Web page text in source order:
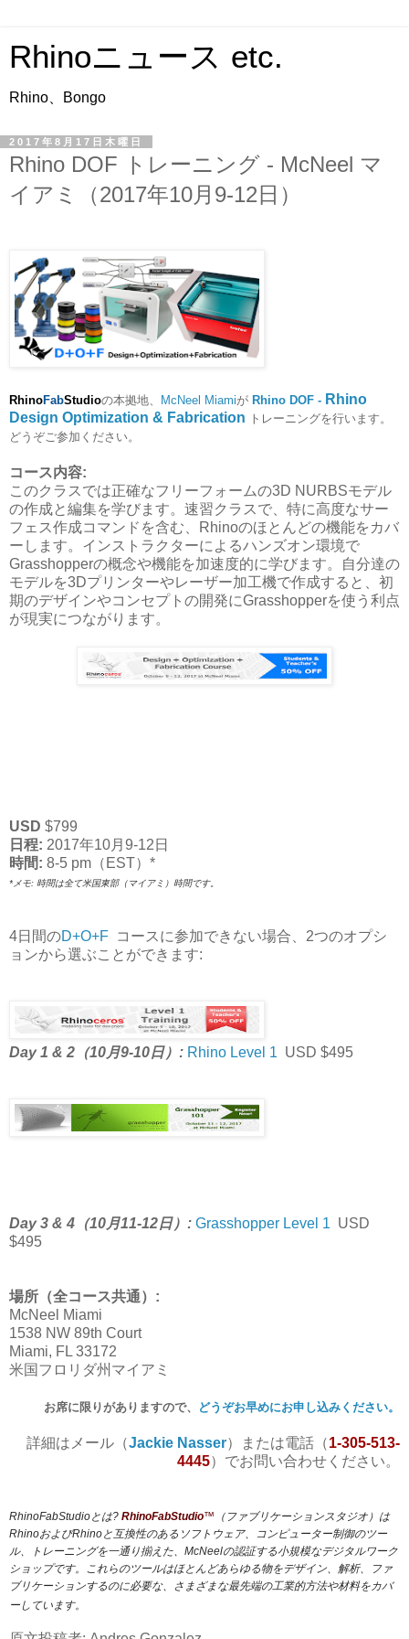
Rhinoニュース etc.
Rhino、Bongo
2017年8月17日木曜日
Rhino DOF トレーニング - McNeel マ
イアミ（2017年10月9-12日）
RhinoFabStudioの本拠地、 McNeel Miamiが Rhino DOF - Rhino
Design Optimization & Fabrication
トレーニングを行います。
どうぞご参加ください。
コース内容:
このクラスでは正確なフリーフォームの3D NURBSモデル
の作成と編集を学びます。速習クラスで、特に高度なサー
フェス作成コマンドを含む、Rhinoのほとんどの機能をカバ
ーします。インストラクターによるハンズオン環境で
Grasshopperの概念や機能を加速度的に学びます。自分達の
モデルを3Dプリンターやレーザー加工機で作成すると、初
期のデザインやコンセプトの開発にGrasshopperを使う利点
が現実につながります。
USD $799
日程: 2017年10月9-12日
時間: 8-5 pm（EST）*
*メモ: 時間は全て米国東部（マイアミ）時間です。
4日間のD+O+F コースに参加できない場合、2つのオプシ
ョンから選ぶことができます:
Day 1 & 2（10月9-10日）: Rhino Level 1 USD $495
Day 3 & 4（10月11-12日） : Grasshopper Level 1 USD
$495
場所（全コース共通）:
McNeel Miami
1538 NW 89th Court
Miami, FL 33172
米国フロリダ州マイアミ
お席に限りがありますので、 どうぞお早めにお申し込みください。
詳細はメール（Jackie Nasser）または電話（1-305-513-
4445）でお問い合わせください。
RhinoFabStudioとは? RhinoFabStudio™ （ファブリケーションスタジオ）は
RhinoおよびRhinoと互換性のあるソフトウェア、コンピューター制御のツー
ル、トレーニングを一通り揃えた、McNeelの認証する小規模なデジタルワーク
ショップです。これらのツールはほとんどあらゆる物をデザイン、解析、ファ
ブリケーションするのに必要な、さまざまな最先端の工業的方法や材料をカバ
ーしています。